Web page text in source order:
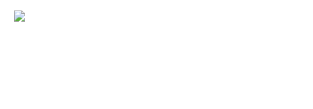
地化设计”提供了成功范例。